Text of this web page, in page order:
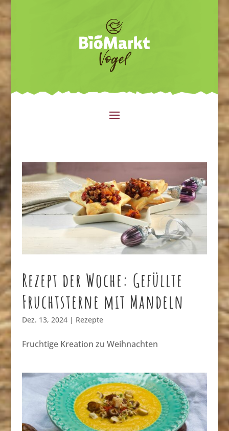
Rezept der Woche: Gefüllte
Fruchtsterne mit Mandeln
Dez. 13, 2024| Rezepte
Fruchtige Kreation zu Weihnachten